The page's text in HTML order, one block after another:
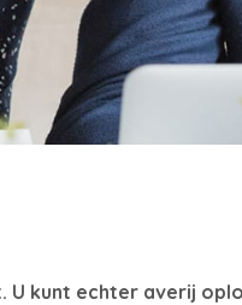
kunt echter averij